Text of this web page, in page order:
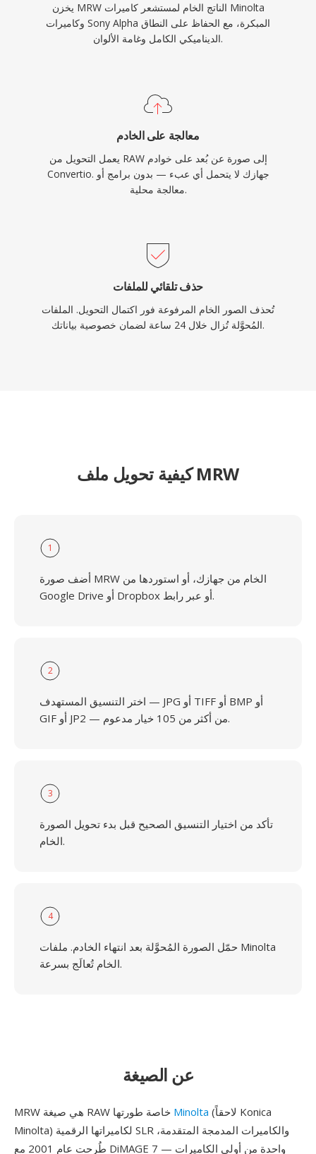
يخزن MRW الناتج الخام لمستشعر كاميرات Minolta
وكاميرات Sony Alpha المبكرة، مع الحفاظ على النطاق
الديناميكي الكامل وغامة الألوان.
معالجة على الخادم
يعمل التحويل من RAW إلى صورة عن بُعد على خوادم
Convertio. جهازك لا يتحمل أي عبء — بدون برامج أو
معالجة محلية.
حذف تلقائي للملفات
تُحذف الصور الخام المرفوعة فور اكتمال التحويل. الملفات
المُحوَّلة تُزال خلال 24 ساعة لضمان خصوصية بياناتك.
كيفية تحويل ملف MRW
1
أضف صورة MRW الخام من جهازك، أو استوردها من
Google Drive أو Dropbox أو عبر رابط.
2
اختر التنسيق المستهدف — JPG أو TIFF أو BMP أو
GIF أو JP2 — من أكثر من 105 خيار مدعوم.
3
تأكد من اختيار التنسيق الصحيح قبل بدء تحويل الصورة
الخام.
4
حمّل الصورة المُحوَّلة بعد انتهاء الخادم. ملفات Minolta
الخام تُعالَج بسرعة.
عن الصيغة
Minolta (لاحقاً Konica
Minolta) لكاميراتها الرقمية SLR والكاميرات المدمجة المتقدمة،
طُرحت عام 2001 مع DiMAGE 7 — واحدة من أولى الكاميرات